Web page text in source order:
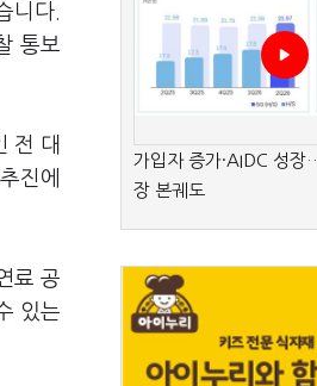
니다.
통보
전 대
진에
료 공
있는
가입자 증가·AIDC 성장
장 본궤도